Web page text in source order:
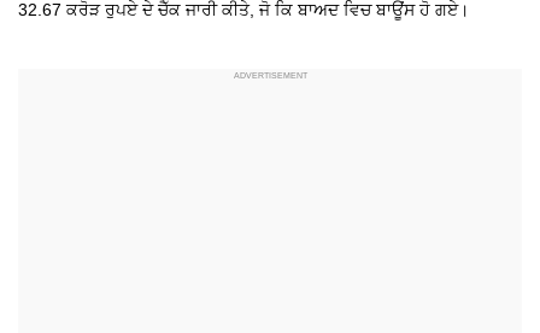
32.67 ਕਰੋੜ ਰੁਪਏ ਦੇ ਚੈੱਕ ਜਾਰੀ ਕੀਤੇ, ਜੋ ਕਿ ਬਾਅਦ ਵਿਚ ਬਾਊਂਸ ਹੋ ਗਏ।